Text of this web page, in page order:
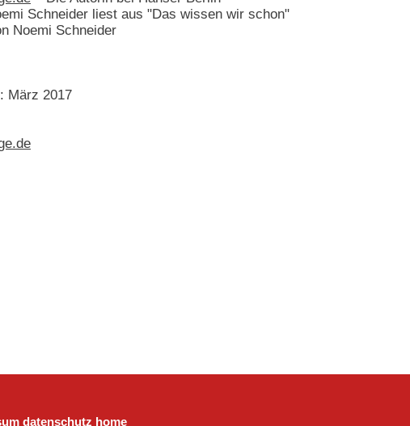
Schneider liest aus "Das wissen wir schon"
Noemi Schneider
März 2017
datenschutz home